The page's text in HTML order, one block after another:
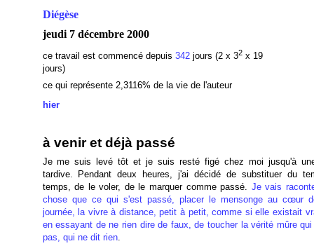
Diégèse
jeudi 7 décembre 2000
ce travail est commencé depuis 342jours (2 x 32x 19
jours)
ce qui représente 2,3116% de la vie de l'auteur
hier
à venir et déjà passé
Je me suis levé tôt et je suis resté figé chez moi jusqu'à
tardive. Pendant deux heures, j'ai décidé de substituer du
temps, de le voler, de le marquer comme passé. Je vais
chose que ce qui s'est passé, placer le mensonge au cœur
journée, la vivre à distance, petit à petit, comme si elle existait
en essayant de ne rien dire de faux, de toucher la vérité mûre
pas, qui ne dit rien.